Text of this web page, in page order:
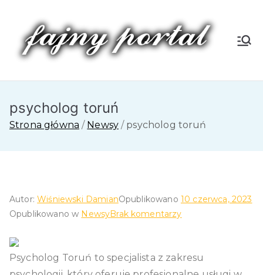
treści
Fa
jn
tal
psycholog toruń
Strona główna Newsy psycholog toruń
Autor:Wiśniewski DamianOpublikowano 10 czerwca, 2023
Opublikowano w NewsyBrak komentarzydo
Psycholog Toruń to specjalista z zakresu